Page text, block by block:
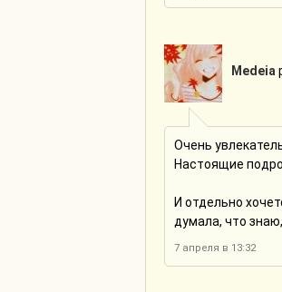
Mеdeia
Очень
Настоящие
И отдельно
думала, что
7 апреля в 13:32